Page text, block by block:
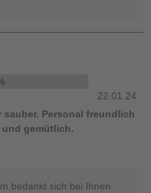
22.01.24
Personal freundlich
gemütlich.
bedankt sich bei Ihnen